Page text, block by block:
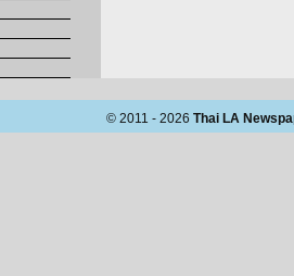
© 2011 - 2026 Thai LA